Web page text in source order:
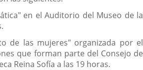
en el Auditorio del Museo de la
de las mujeres" organizada por el
que forman parte del Consejo de
Reina Sofía a las 19 horas.